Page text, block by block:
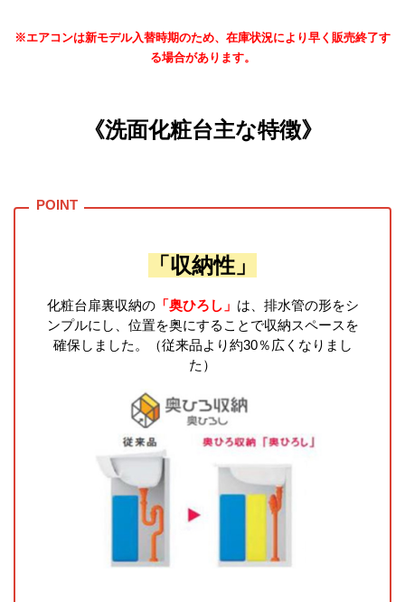
※エアコンは新モデル入替時期のため、在庫状況により早く販売終了す
る場合があります。
《洗面化粧台主な特徴》
「収納性」
化粧台扉裏収納の「奥ひろし」 は、排水管の形をシ
ンプルにし、位置を奥にすることで収納スペースを
確保しました。（従来品より約30％広くなりまし
た）